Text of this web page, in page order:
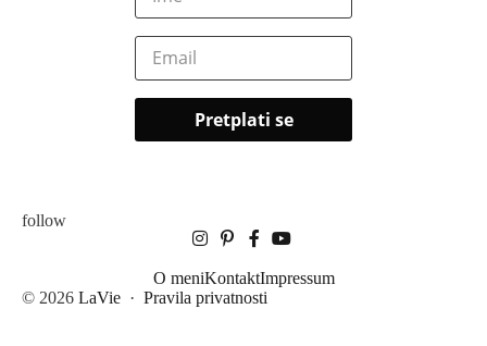
follow
O meniKontaktImpressum
© 2026 LaVie · Pravila privatnosti